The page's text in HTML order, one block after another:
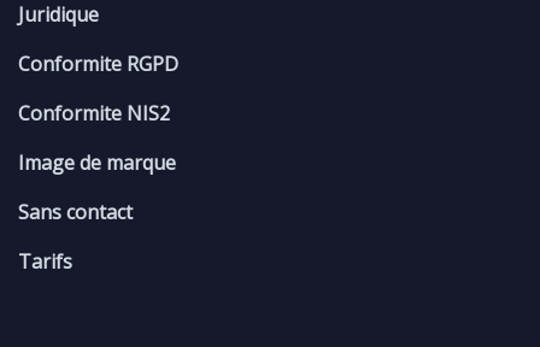
Juridique
Conformite RGPD
Conformite NIS2
Image de marque
Sans contact
Tarifs